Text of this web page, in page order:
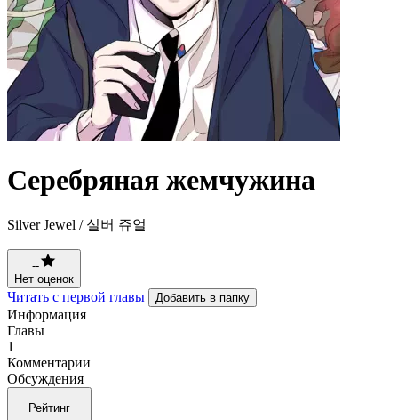
Серебряная жемчужина
Silver Jewel / 실버 쥬얼
--
Нет оценок
Читать с первой главы Добавить в папку
Информация
Главы
1
Комментарии
Обсуждения
Рейтинг